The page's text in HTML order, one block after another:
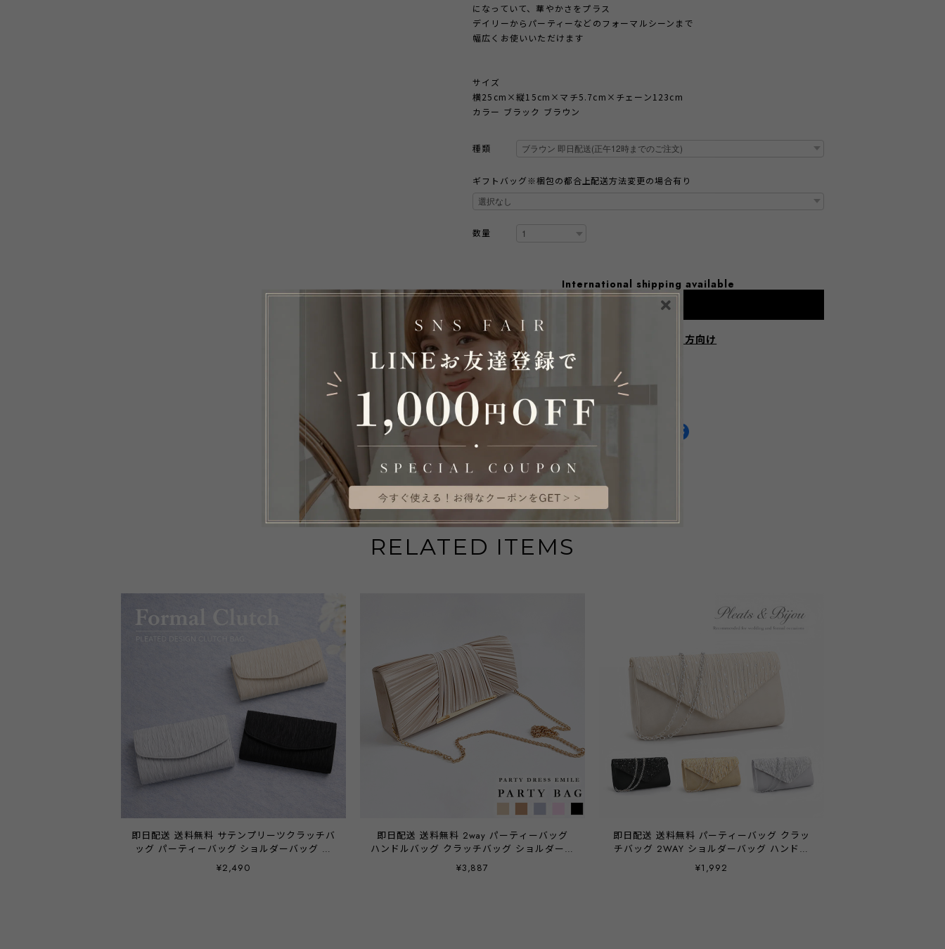
になっていて、華やかさをプラス
デイリーからパーティーなどのフォーマルシーンまで
幅広くお使いいただけます
サイズ
横25cm×縦15cm×マチ5.7cm×チェーン123cm
カラー ブラック ブラウン
種類
ギフトバッグ※梱包の都合上配送方法変更の場合有り
数量
International shipping available
Add to cart
日本国内にお住まいの方向け
SHARE ON
RELATED ITEMS
即日配送 送料無料 サテンプリーツクラッチバ
ッグ パーティーバッグ ショルダーバッグ ス
クエア ミニ 斜めがけ 肩掛け チェーン 2way
レディース 結婚式 お呼ばれ 二次会 披露宴
¥2,490
即日配送 送料無料 2way パーティーバッグ
ハンドルバッグ クラッチバッグ ショルダーバ
ッグ バッグ バック 大きめ クラッチ 化粧小
物 ご祝儀袋 スマホ お呼ばれ お呼ばれドレス
¥3,887
即日配送 送料無料 パーティーバッグ クラッ
チバッグ 2WAY ショルダーバッグ ハンドバ
ッグ 結婚式 披露宴 二次会 お呼ばれ 演奏会
同窓会 女子会 お呼ばれ 他と被らない レディ
¥1,992